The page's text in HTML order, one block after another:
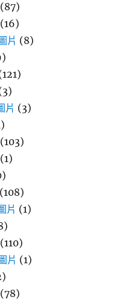
(87)
(16)
片 (8)
片 (3)
(103)
(1)
(108)
片 (1)
(110)
片 (1)
(78)